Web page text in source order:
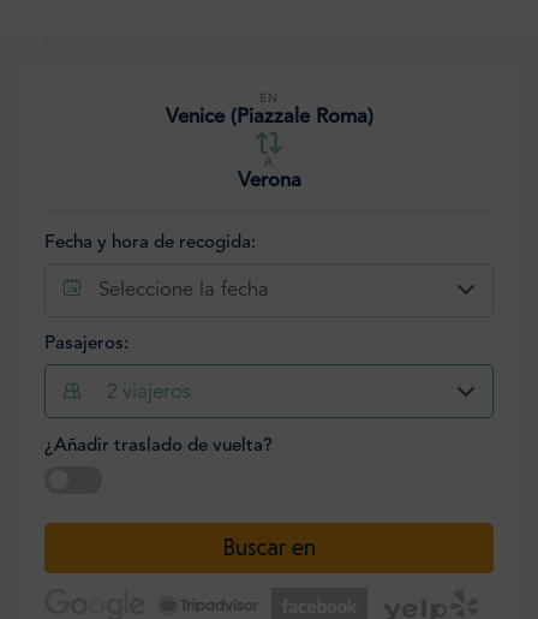
EN
Venice (Piazzale Roma)
A
Verona
Fecha y hora de recogida:
Seleccione la fecha
Pasajeros:
2 viajeros
¿Añadir traslado de vuelta?
Buscar en